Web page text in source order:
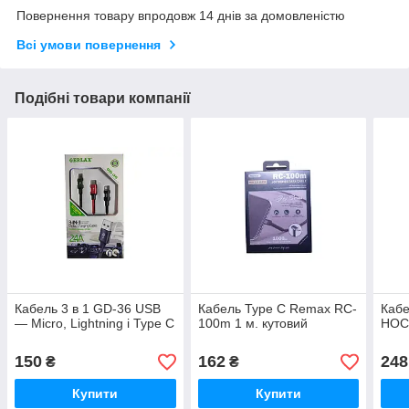
Повернення товару впродовж 14 днів за домовленістю
Всі умови повернення
Подібні товари компанії
Кабель 3 в 1 GD-36 USB
— Micro, Lightning і Type C
150 ₴
Купити
Кабель Type C Remax RC-
100m 1 м. кутовий
162₴
Купити
248